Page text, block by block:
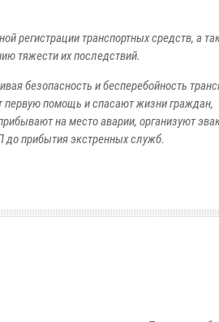
регистрации транспортных средств, а
тяжести их последствий.
безопасность и бесперебойность
первую помощь и спасают жизни граждан,
на место аварии, организуют
прибытия экстренных служб.